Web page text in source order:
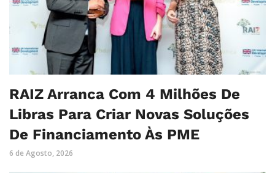
RAIZ Arranca Com 4 Milhões De
Libras Para Criar Novas Soluções
De Financiamento Às PME
6 de Agosto, 2026